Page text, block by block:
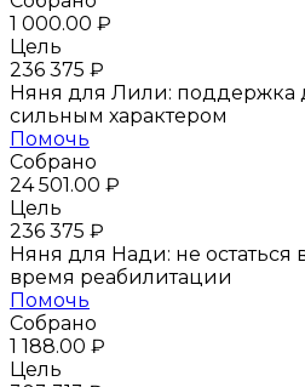
передвигаться на
инвалидной коляске
Сегодня Стас пишет
картины, обожает
собственную
сетях. А еще он стал
для другого нашего
Рустама: Стас едет на
1 000.00 ₽
Цель
236 375 ₽
Няня для Лили: поддержка
сильным характером
Помочь
Собрано
24 501.00 ₽
Цель
236 375 ₽
Няня для Нади: не остаться
время реабилитации
Помочь
Собрано
1 188.00 ₽
Цель